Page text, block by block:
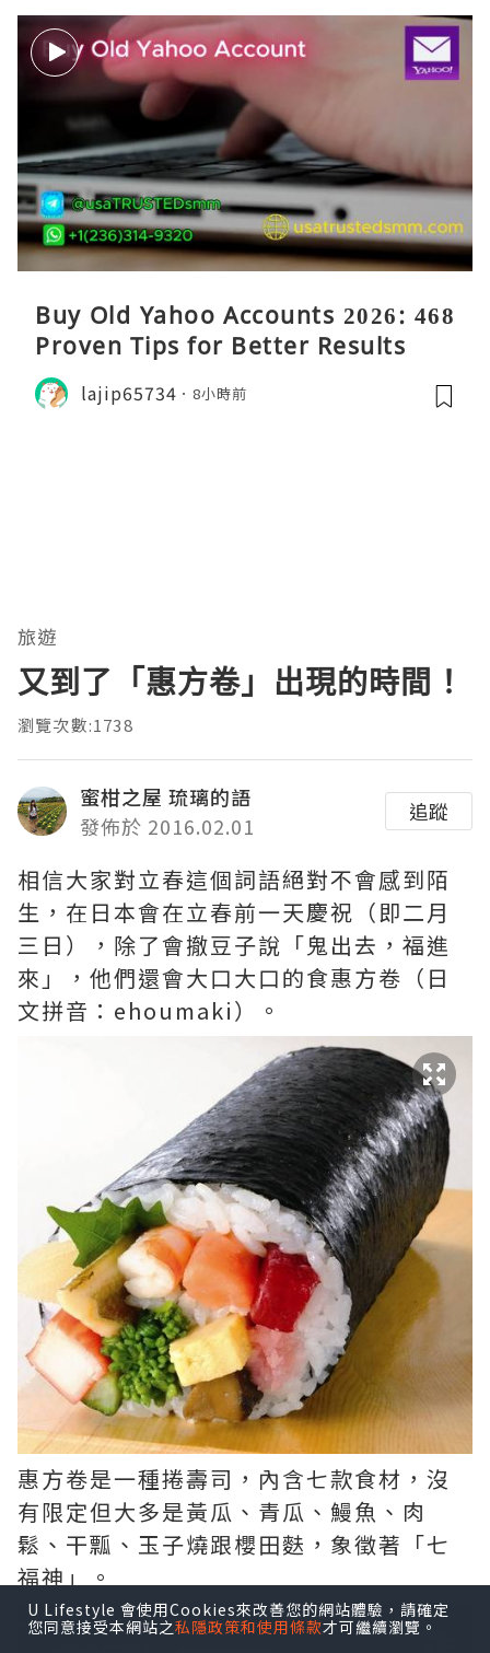
Buy Old Yahoo Accounts 2026: 468
Proven Tips for Better Results
lajip65734 8小時前
旅遊
又到了「惠方卷」出現的時間！
瀏覽次數:1738
蜜柑之屋 琉璃的語
發佈於 2016.02.01
追蹤
相信大家對立春這個詞語絕對不會感到陌
生，在日本會在立春前一天慶祝（即二月
三日），除了會撤豆子說「鬼出去，福進
來」，他們還會大口大口的食惠方卷（日
文拼音：ehoumaki）。
惠方卷是一種捲壽司，內含七款食材，沒
有限定但大多是黃瓜、青瓜、鰻魚、肉
鬆、干瓢、玉子燒跟櫻田麩，象徵著「七
福神」。
U Lifestyle 會使用Cookies來改善您的網站體驗，請確定
您同意接受本網站之私隱政策和使用條款才可繼續瀏覽。